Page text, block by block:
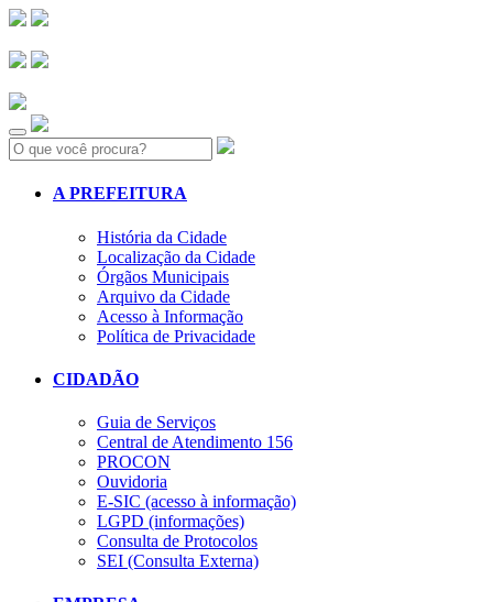
Search:
A PREFEITURA
História da Cidade
Localização da Cidade
Órgãos Municipais
Arquivo da Cidade
Acesso à Informação
Política de Privacidade
CIDADÃO
Guia de Serviços
Central de Atendimento 156
PROCON
Ouvidoria
E-SIC (acesso à informação)
LGPD (informações)
Consulta de Protocolos
SEI (Consulta Externa)